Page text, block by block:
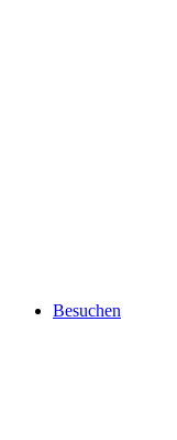
Besuchen